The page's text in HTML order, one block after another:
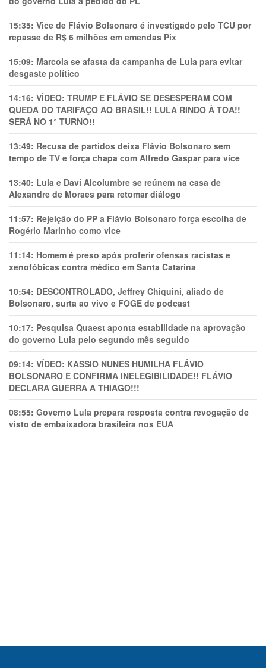
15:35: Vice de Flávio Bolsonaro é investigado pelo TCU por
repasse de R$ 6 milhões em emendas Pix
15:09: Marcola se afasta da campanha de Lula para evitar
desgaste político
14:16: VÍDEO: TRUMP E FLÁVIO SE DESESPERAM COM
QUEDA DO TARIFAÇO AO BRASIL!! LULA RINDO À TOA!!
SERÁ NO 1° TURNO!!
13:49: Recusa de partidos deixa Flávio Bolsonaro sem
tempo de TV e força chapa com Alfredo Gaspar para vice
13:40: Lula e Davi Alcolumbre se reúnem na casa de
Alexandre de Moraes para retomar diálogo
11:57: Rejeição do PP a Flávio Bolsonaro força escolha de
Rogério Marinho como vice
11:14: Homem é preso após proferir ofensas racistas e
xenofóbicas contra médico em Santa Catarina
10:54: DESCONTROLADO, Jeffrey Chiquini, aliado de
Bolsonaro, surta ao vivo e FOGE de podcast
10:17: Pesquisa Quaest aponta estabilidade na aprovação
do governo Lula pelo segundo mês seguido
09:14: VÍDEO: KASSIO NUNES HUMlLHA FLÁVIO
BOLSONARO E CONFIRMA INELEGIBILIDADE!! FLÁVIO
DECLARA GUERRA A THIAGO!!!
08:55: Governo Lula prepara resposta contra revogação de
visto de embaixadora brasileira nos EUA